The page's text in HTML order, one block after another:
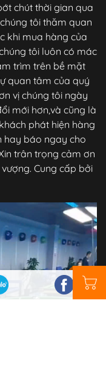
chút thời gian qua
tôi thăm quan
khi mua hàng của
tôi luôn có mác
trìm trên bề mặt
quan tâm của quý
vị chúng tôi ngày
mới hơn,và cũng là
phát hiện hàng
hay báo ngay cho
trân trọng cảm ơn
Cung cấp bởi